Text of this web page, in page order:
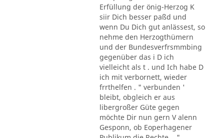
Erfüllung der önig-Herzog K
siir Dich besser paßd und
wenn Du Dich gut anlässest, so
nehme den Herzogthümern
und der Bundesverfrsmmbing
gegenüber das i D ich
vielleicht als t . und Ich habe D
ich mit verbornett, wieder
frrthelfen . " verbunden '
bleibt, obgleich er aus
libergroßer Güte gegen
möchte Dir nun gern V alenn
Gesponn, ob Eoperhagener